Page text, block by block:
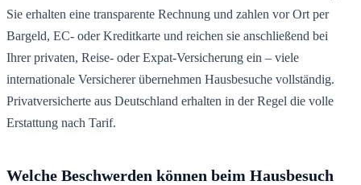
Sie erhalten eine transparente Rechnung und zahlen vor Ort per
Bargeld, EC- oder Kreditkarte und reichen sie anschließend bei
Ihrer privaten, Reise- oder Expat-Versicherung ein – viele
internationale Versicherer übernehmen Hausbesuche vollständig.
Privatversicherte aus Deutschland erhalten in der Regel die volle
Erstattung nach Tarif.
Welche Beschwerden können beim Hausbesuch